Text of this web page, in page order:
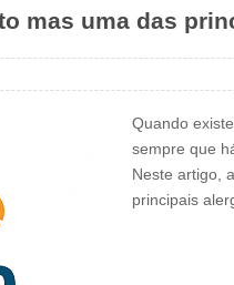
mas uma das
Quando
sempre que
Neste artigo,
principais